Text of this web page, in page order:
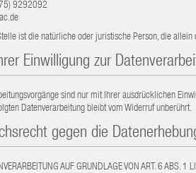
9292092
ist die natürliche oder juristische Person, die
Einwilligung zur
sind nur mit Ihrer ausdrücklichen
Datenverarbeitung bleibt vom Widerruf unberührt.
gegen die
AUF GRUNDLAGE VON ART. 6 ABS. 1